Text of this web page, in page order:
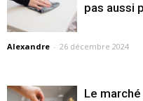
pas aussi
Alexandre - 26 décembre 2024
Le